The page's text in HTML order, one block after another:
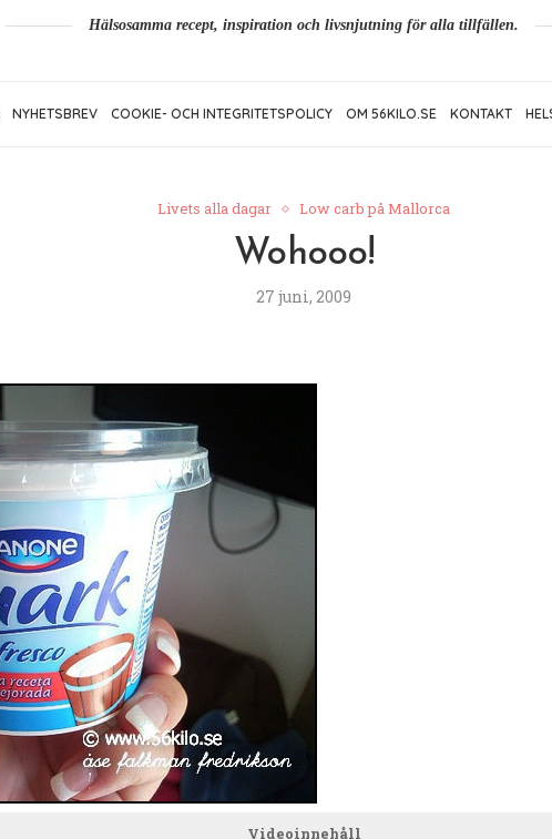
Hälsosamma recept, inspiration och livsnjutning för alla tillfällen.
NYHETSBREV COOKIE- OCH INTEGRITETSPOLICY OM 56KILO.SE KONTAKT
Livets alla dagar Low carb på Mallorca
Wohooo!
27 juni, 2009
Videoinnehåll